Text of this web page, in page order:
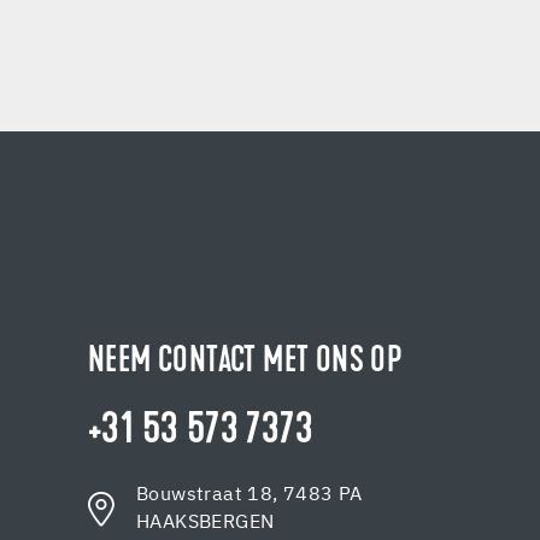
NEEM CONTACT MET ONS OP
+31 53 573 7373
Bouwstraat 18, 7483 PA
HAAKSBERGEN